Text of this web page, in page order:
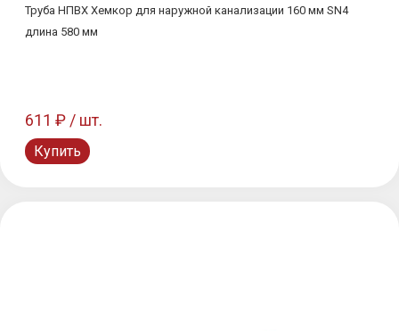
Труба НПВХ Хемкор для наружной канализации 160 мм SN4
длина 580 мм
611 ₽ / шт.
Купить